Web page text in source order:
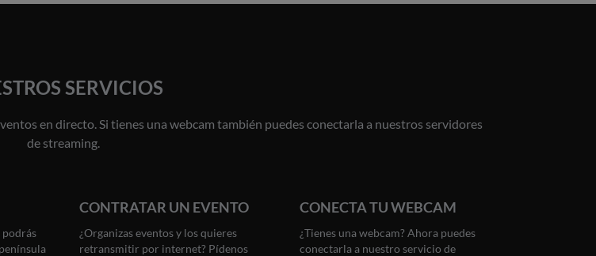
SERVICIOS
en directo. Si tienes una webcam también puedes conectarla a nuestros servidores
de streaming.
podrás
CONTRATAR UN EVENTO
¿Organizas eventos y los quieres
retransmitir por internet? Pídenos
CONECTA TU WEBCAM
¿Tienes una webcam? Ahora puedes
conectarla a nuestro servicio de